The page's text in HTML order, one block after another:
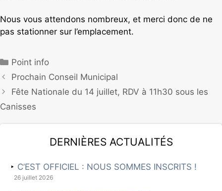
Nous vous attendons nombreux, et merci donc de ne
pas stationner sur l’emplacement.
Point info
Prochain Conseil Municipal
Fête Nationale du 14 juillet, RDV à 11h30 sous les
Canisses
Dernières actualités
C’EST OFFICIEL : NOUS SOMMES INSCRITS !
26 juillet 2026